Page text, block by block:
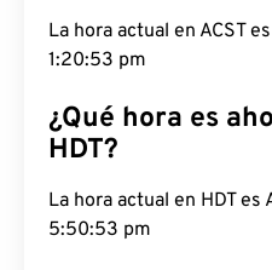
La hora actual en ACST
1:20:54 pm
¿Qué hora es
HDT?
La hora actual en HDT
5:50:54 pm